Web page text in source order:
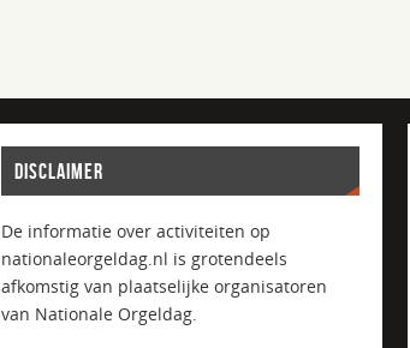
DISCLAIMER
De informatie over activiteiten op
nationaleorgeldag.nl is grotendeels
afkomstig van plaatselijke organisatoren
van Nationale Orgeldag.